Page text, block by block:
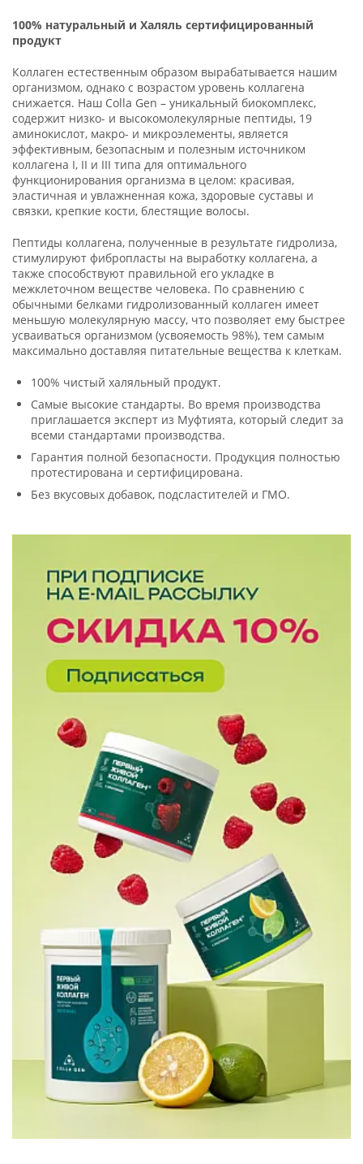
100% натуральный и Халяль сертифицированный
продукт
Коллаген естественным образом вырабатывается нашим
организмом, однако с возрастом уровень коллагена
снижается. Наш Colla Gen – уникальный биокомплекс,
содержит низко- и высокомолекулярные пептиды, 19
аминокислот, макро- и микроэлементы, является
эффективным, безопасным и полезным источником
коллагена I, II и III типа для оптимального
функционирования организма в целом: красивая,
эластичная и увлажненная кожа, здоровые суставы и
связки, крепкие кости, блестящие волосы.
Пептиды коллагена, полученные в результате гидролиза,
стимулируют фибропласты на выработку коллагена, а
также способствуют правильной его укладке в
межклеточном веществе человека. По сравнению с
обычными белками гидролизованный коллаген имеет
меньшую молекулярную массу, что позволяет ему быстрее
усваиваться организмом (усвояемость 98%), тем самым
максимально доставляя питательные вещества к клеткам.
100% чистый халяльный продукт.
Самые высокие стандарты. Во время производства
приглашается эксперт из Муфтията, который следит за
всеми стандартами производства.
Гарантия полной безопасности. Продукция полностью
протестирована и сертифицирована.
Без вкусовых добавок, подсластителей и ГМО.